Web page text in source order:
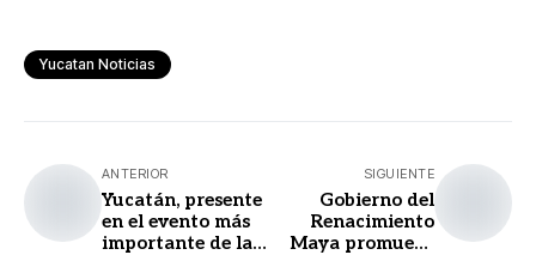
Yucatan Noticias
ANTERIOR
Yucatán, presente
en el evento más
importante de la
SIGUIENTE
Gobierno del
Renacimiento
Maya promueve